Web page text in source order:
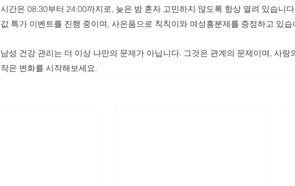
시간은 08:30부터 24:00까지로, 늦은 밤 혼자 고민하지 않도록 항상 열려 있습니
값 특가 이벤트를 진행 중이며, 사은품으로 칙칙이와 여성흥분제를 증정하고 있습
남성 건강 관리는 더 이상 나만의 문제가 아닙니다. 그것은 관계의 문제이며, 사랑
작은 변화를 시작해보세요.